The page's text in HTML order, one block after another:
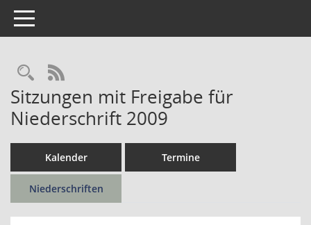
Toggle navigation
Rechercheauswahl
RSS-Feed
Sitzungen mit Freigabe für
Niederschrift 2009
Kalender Termine
Niederschriften